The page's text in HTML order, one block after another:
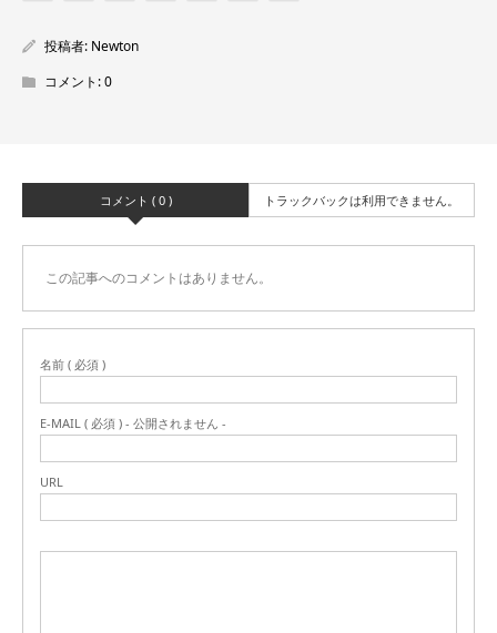
投稿者: Newton
コメント:0
コメント ( 0 ) トラックバックは利用できません。
この記事へのコメントはありません。
名前 ( 必須 )
E-MAIL ( 必須 ) - 公開されません -
URL